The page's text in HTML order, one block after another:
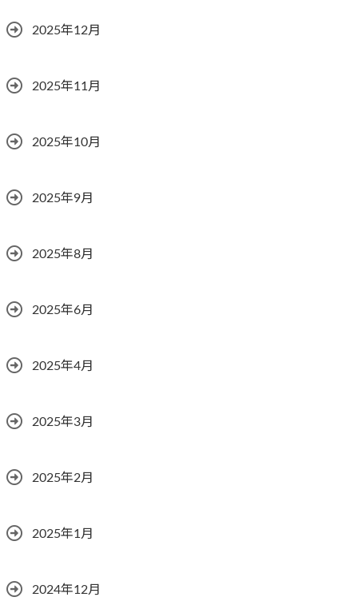
2025年12月
2025年11月
2025年10月
2025年9月
2025年8月
2025年6月
2025年4月
2025年3月
2025年2月
2025年1月
2024年12月